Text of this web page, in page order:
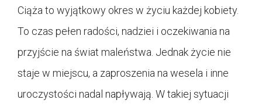
Ciąża to wyjątkowy okres w życiu każdej kobiety.
To czas pełen radości, nadziei i oczekiwania na
przyjście na świat maleństwa. Jednak życie nie
staje w miejscu, a zaproszenia na wesela i inne
uroczystości nadal napływają. W takiej sytuacji